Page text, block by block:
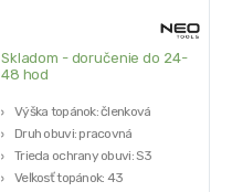
Skladom - doručenie do 24-
48 hod
Výška topánok: členková
Druh obuvi: pracovná
Trieda ochrany obuvi: S3
Veľkosť topánok: 43